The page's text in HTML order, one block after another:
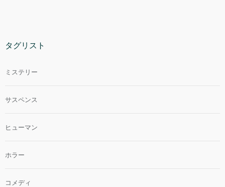
タグリスト
ミステリー
サスペンス
ヒューマン
ホラー
コメディ